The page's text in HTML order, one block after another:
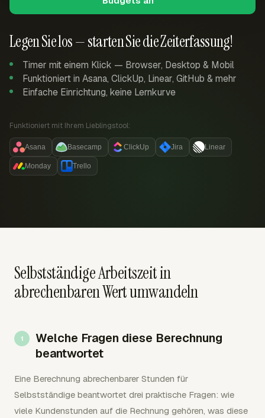
Legen Sie los — starten Sie die Zeiterfassung!
Timer mit einem Klick — Browser, Desktop & Mobil
Funktioniert in Asana, ClickUp, Linear, GitHub & mehr
Einfache Einrichtung, keine Lernkurve
Funktioniert mit Ihrem Lieblingstool:
Asana Basecamp ClickUp Jira Linear
Monday Trello
Selbstständige Arbeitszeit in
abrechenbaren Wert umwandeln
Welche Fragen diese Berechnung
beantwortet
Eine Berechnung abrechenbarer Stunden für
Selbstständige beantwortet drei praktische Fragen: wie
viele Kundenstunden auf die Rechnung gehören, was diese